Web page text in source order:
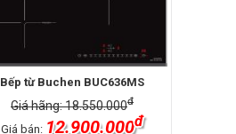
Bếp từ Buchen BUC636MS
Giá hãng: 18.550.000đ
Giá bán: 12.900.000đ